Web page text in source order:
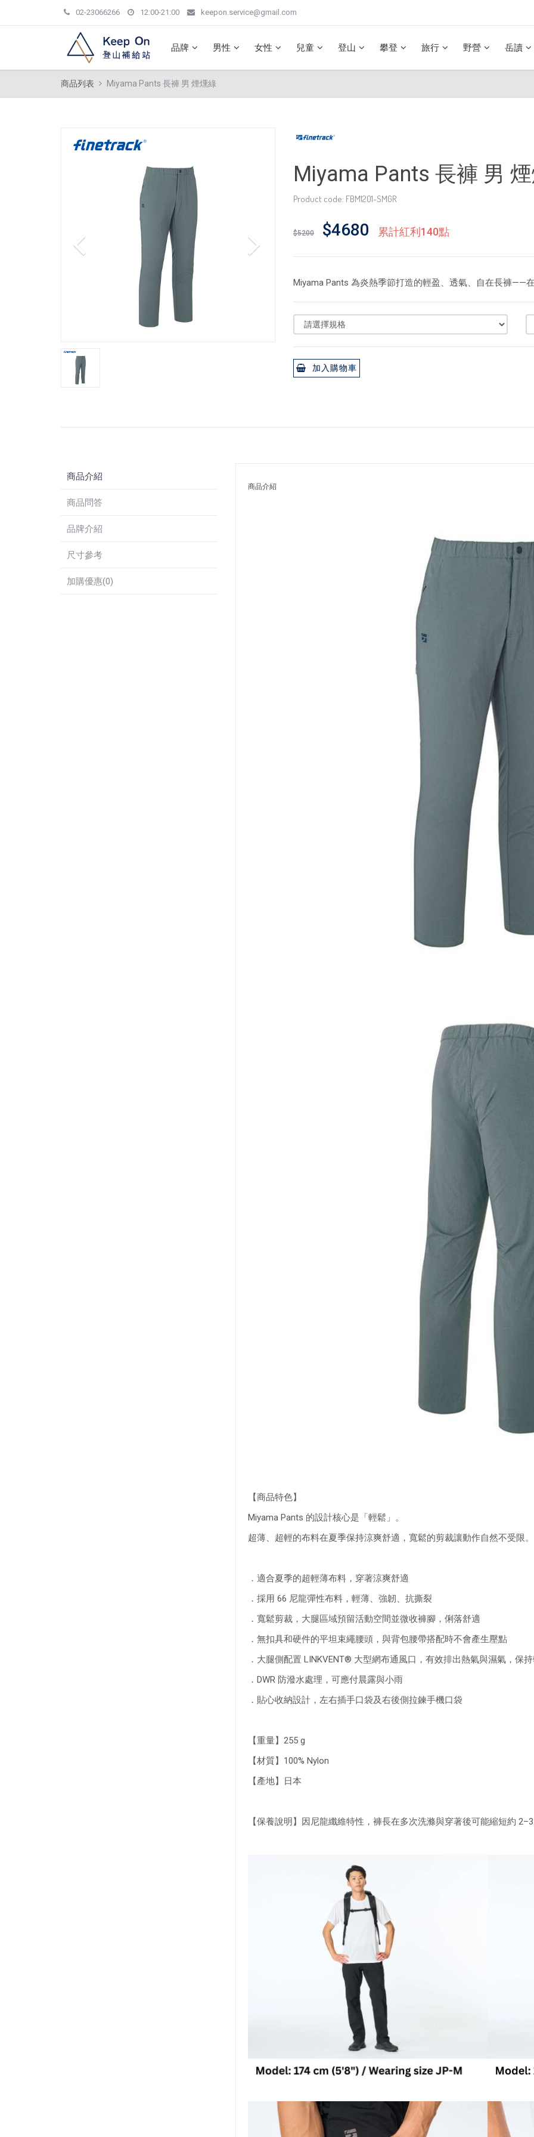
02-23066266 12:00-21:00 keepon.service@gmail.com
品牌 男性 女性 兒童 登山 攀登 旅行 野營 岳讀
商品列表 Miyama Pants 長褲 男 煙燻綠
Miyama Pants 長褲 男
Product code: FBM1201-SMGR
$5200 $4680 累計紅利140點
Miyama Pants 為炎熱季節打造的輕盈、透氣、自在長褲——
加入購物車
商品介紹
商品問答
品牌介紹
尺寸參考
加購優惠(0)
商品介紹
【商品特色】
Miyama Pants 的設計核心是「輕鬆」。
超薄、超輕的布料在夏季保持涼爽舒適，寬鬆的剪裁讓動作自然不受限
．適合夏季的超輕薄布料，穿著涼爽舒適
．採用 66 尼龍彈性布料，輕薄、強韌、抗撕裂
．寬鬆剪裁，大腿區域預留活動空間並微收褲腳，俐落舒適
．無扣具和硬件的平坦束繩腰頭，與背包腰帶搭配時不會產生壓點
．大腿側配置 LINKVENT® 大型網布通風口，有效排出熱氣與濕氣，保
．DWR 防潑水處理，可應付晨露與小雨
．貼心收納設計，左右插手口袋及右後側拉鍊手機口袋
【重量】255 g
【材質】100% Nylon
【產地】日本
【保養說明】因尼龍纖維特性，褲長在多次洗滌與穿著後可能縮短約